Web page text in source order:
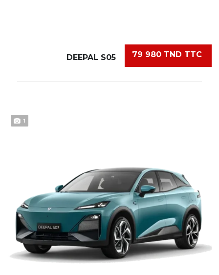
79 980 TND TTC
DEEPAL S05
1